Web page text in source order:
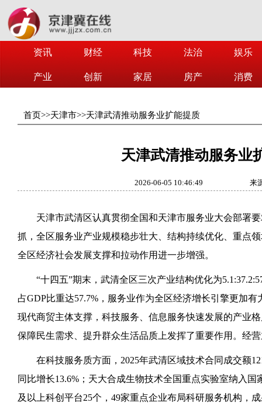
资讯 财经 科技 法治 娱乐
产业 创新 家居 房产 消费
首页>>天津市>>天津武清推动服务业扩能提质
天津武清推动服务业
2026-06-05 10:46:49 来
天津市武清区认真贯彻全国和天津市服务业大会部署
抓，全区服务业产业规模稳步壮大、结构持续优化、重点
全区经济社会发展支撑和拉动作用进一步增强。
“十四五”期末，武清全区三次产业结构优化为
占GDP比重达57.7%，服务业作为全区经济增长引擎更加
现代商贸主体支撑，科技服务、信息服务快速发展的产业
保障民生需求、提升群众生活品质上发挥了重要作用。经
在科技服务质方面，2025年武清区域技术合同成交额
同比增长13.6%；天大合成生物技术全国重点实验室纳入
及以上科创平台25个，49家重点企业布局科研服务机构，